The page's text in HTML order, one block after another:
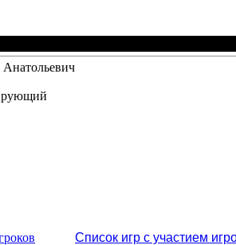
Список игр с участием